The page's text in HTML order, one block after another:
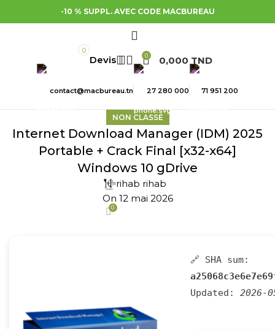
-10 % SUPPL. AVEC CODE MACBUREAU
0
0 0,000 TND
contact@macbureau.tn 27 280 000 71 951 200
NON CLASSÉ
Internet Download Manager (IDM) 2025
Portable + Crack Final [x32-x64]
Windows 10 gDrive
rihab rihab
On 12 mai 2026
0
🔗 SHA sum:
Updated: 2026-